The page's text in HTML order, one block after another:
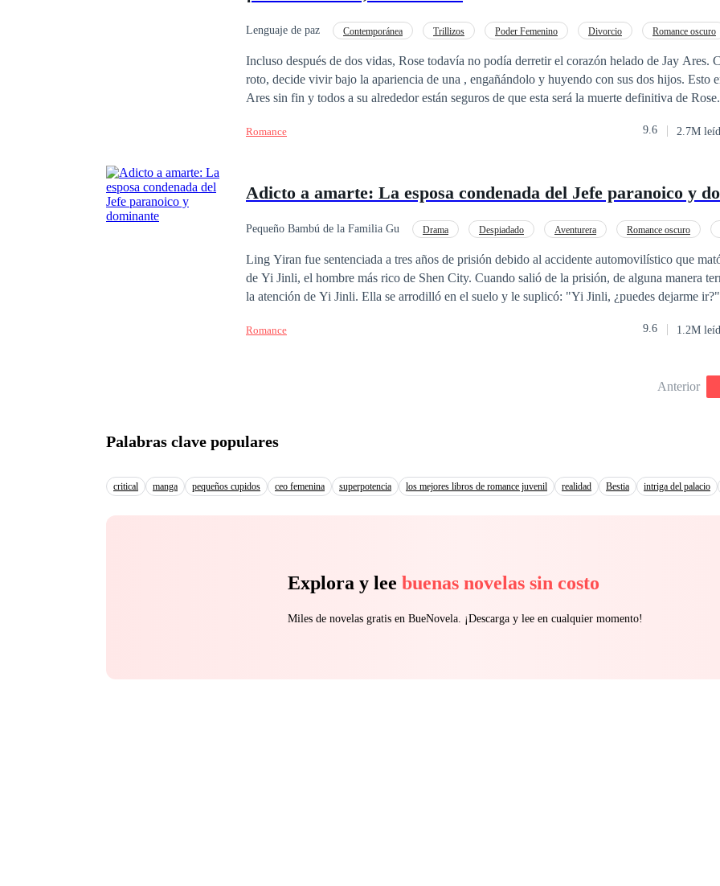
arrepiento. El patán, borracho, la abrazaba, con los ojos rojos y la voz entrecortada.
con convicción: —La dignidad es una basura comparada con mi mujer.
Lenguaje de paz Contemporánea Trillizos Poder Femenino Divorcio
Romance oscuro
Incluso después de dos vidas, Rose todavía no podía derretir el corazón helado de Jay Ares.
roto, decide vivir bajo la apariencia de una , engañándolo y huyendo con sus dos hijos. Esto
Ares sin fin y todos a su alrededor están seguros de que esta será la muerte definitiva de
"¡Por favor, sé bueno y regresa a casa conmigo! ""¡Lo haré, pero solo si aceptas mis
bien!"¡Los espectadores se quedan atónitos al ver esto! ¿Es este el dicho de cómo hay un
burlado. Como no puede disciplinarla, ¡él lo consentirá hasta el final de su propio descrédito!
Romance 9.6 2.7M
Adicto a amarte: La esposa condenada del Jefe paranoico y
Pequeño Bambú de la Familia Gu Drama Despiadado Aventurera Romance oscuro
Ling Yiran fue sentenciada a tres años de prisión debido al accidente automovilístico que
de Yi Jinli, el hombre más rico de Shen City. Cuando salió de la prisión, de alguna manera
la atención de Yi Jinli. Ella se arrodilló en el suelo y le suplicó: "Yi Jinli, ¿puedes dejarme
pero por alguna razón, hacía todo lo posible para complacer a una trabajadora sanitaria que
con tal de que estés a mi lado, haré cualquier cosa por ti". Pero ella solo lo miro con frialdad
Romance 9.6 1.2M
Anterior
Palabras clave populares
critical manga pequeños cupidos ceo femenina superpotencia los mejores libros de romance juvenil realidad Bestia intriga del palacio
Explora y lee buenas novelas sin costo
Miles de novelas gratis en BueNovela. ¡Descarga y lee en cualquier momento!